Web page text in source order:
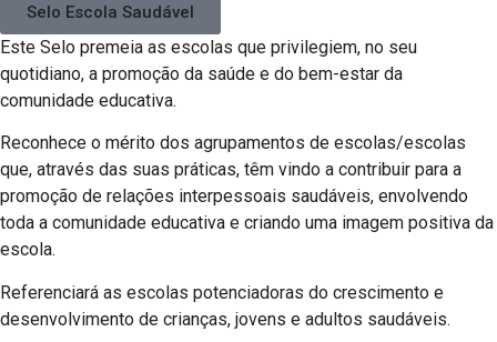
Selo Escola Saudável
Este Selo premeia as escolas que privilegiem, no seu
quotidiano, a promoção da saúde e do bem-estar da
comunidade educativa.
Reconhece o mérito dos agrupamentos de escolas/escolas
que, através das suas práticas, têm vindo a contribuir para a
promoção de relações interpessoais saudáveis, envolvendo
toda a comunidade educativa e criando uma imagem positiva da
escola.
Referenciará as escolas potenciadoras do crescimento e
desenvolvimento de crianças, jovens e adultos saudáveis.